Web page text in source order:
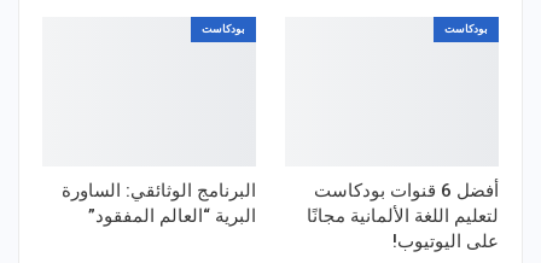
بودكاست
أفضل 6 قنوات بودكاست
لتعليم اللغة الألمانية مجانًا
على اليوتيوب!
بودكاست
البرنامج الوثائقي: الساورة
البرية “العالم المفقود”